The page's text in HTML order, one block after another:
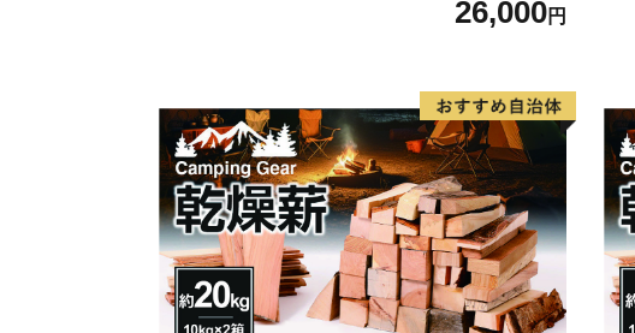
26,000円